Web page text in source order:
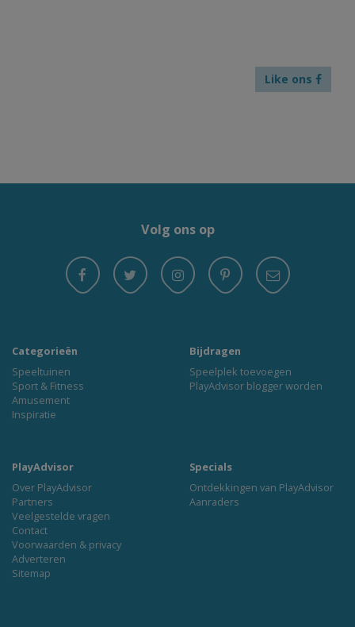
Like ons
Volg ons op
Categorieën
Speeltuinen
Sport & Fitness
Amusement
Inspiratie
Bijdragen
Speelplek toevoegen
PlayAdvisor blogger worden
PlayAdvisor
Over PlayAdvisor
Partners
Veelgestelde vragen
Contact
Voorwaarden & privacy
Adverteren
Sitemap
Specials
Ontdekkingen van PlayAdvisor
Aanraders